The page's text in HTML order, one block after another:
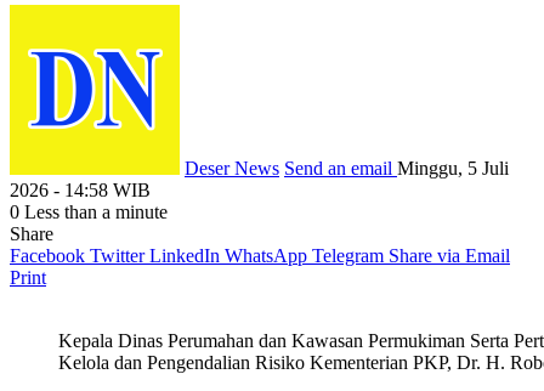
Deser News Send an email Minggu, 5 Juli
2026 - 14:58 WIB
0 Less than a minute
Share
Facebook Twitter LinkedIn WhatsApp Telegram Share via Email
Print
Kepala Dinas Perumahan dan Kawasan Permukiman Serta
Kelola dan Pengendalian Risiko Kementerian PKP, Dr. H.